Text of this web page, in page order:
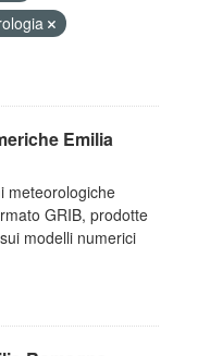
Emilia
meteorologiche
GRIB, prodotte
modelli numerici